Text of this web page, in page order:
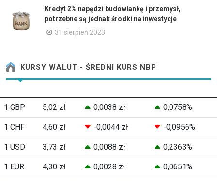
Kredyt 2% napędzi budowlankę i przemysł,
potrzebne są jednak środki na inwestycje
31 sierpień 2023
KURSY WALUT - ŚREDNI KURS NBP
1 GBP 5,02 zł 0,0038 zł 0,0758%
1 CHF 4,60 zł -0,0044 zł -0,0956%
1 USD 3,73 zł 0,0088 zł 0,2363%
1 EUR 4,30 zł 0,0028 zł 0,0651%